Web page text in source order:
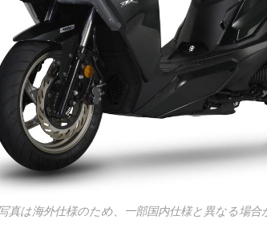
真は海外仕様のため、一部国内仕様と異なる場合